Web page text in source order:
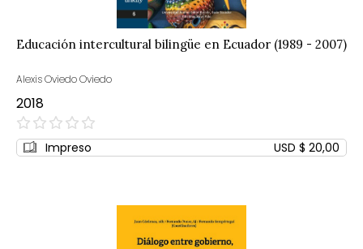
Educación intercultural bilingüe en Ecuador (1989 - 2007)
Alexis Oviedo Oviedo
2018
0%
Impreso USD $ 20,00